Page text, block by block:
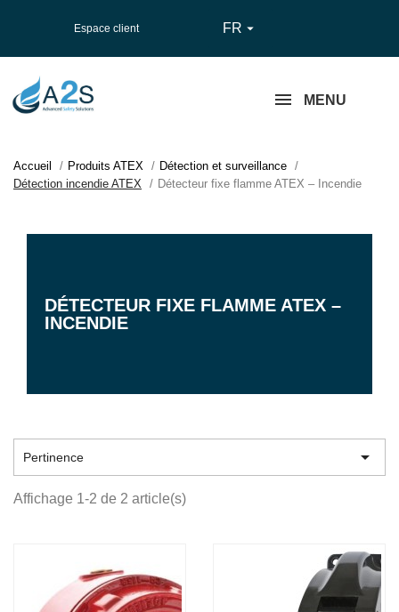
Espace client FR 
MENU
Accueil Produits ATEX
Détection et surveillance
Détection incendie ATEX
Détecteur fixe flamme ATEX – Incendie
DÉTECTEUR FIXE FLAMME ATEX –
INCENDIE
Pertinence 
Affichage 1-2 de 2 article(s)